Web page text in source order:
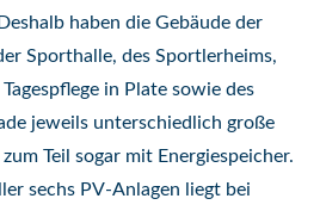
haben die Gebäude der
Sporthalle, des Sportlerheims,
in Plate sowie des
jeweils unterschiedlich große
Teil sogar mit Energiespeicher.
sechs PV-Anlagen liegt bei